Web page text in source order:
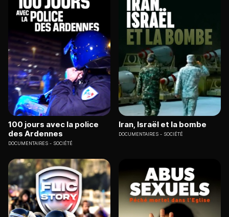
100 jours avec la police
des Ardennes
DOCUMENTAIRES SOCIÉTÉ
Iran, Israël et la bombe
DOCUMENTAIRES SOCIÉTÉ